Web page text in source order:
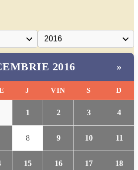
2016 »
J VIN S D
1 2 3 4
8 9 10 11
15 16 17 18